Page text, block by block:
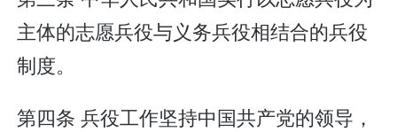
主体的志愿兵役与义务兵役相结合的兵役
制度。
第四条 兵役工作坚持中国共产党的领导，